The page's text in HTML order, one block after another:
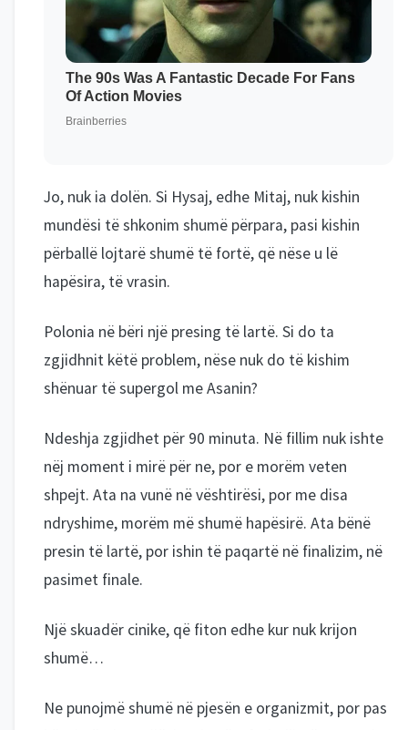
Jo, nuk ia dolën. Si Hysaj, edhe Mitaj, nuk kishin
mundësi të shkonim shumë përpara, pasi kishin
përballë lojtarë shumë të fortë, që nëse u lë
hapësira, të vrasin.
Polonia në bëri një presing të lartë. Si do ta
zgjidhnit këtë problem, nëse nuk do të kishim
shënuar të supergol me Asanin?
Ndeshja zgjidhet për 90 minuta. Në fillim nuk ishte
nëj moment i mirë për ne, por e morëm veten
shpejt. Ata na vunë në vështirësi, por me disa
ndryshime, morëm më shumë hapësirë. Ata bënë
presin të lartë, por ishin të paqartë në finalizim, në
pasimet finale.
Një skuadër cinike, që fiton edhe kur nuk krijon
shumë…
Ne punojmë shumë në pjesën e organizmit, por pas